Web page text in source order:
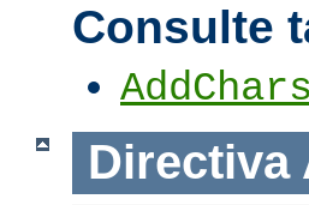
Consulte
Directiva